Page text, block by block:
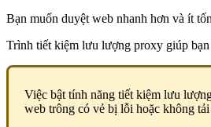
Bạn muốn duyệt web nhanh hơn và ít
Trình tiết kiệm lưu lượng proxy giúp bạn
Việc bật tính năng tiết kiệm lưu
web trông có vẻ bị lỗi hoặc không